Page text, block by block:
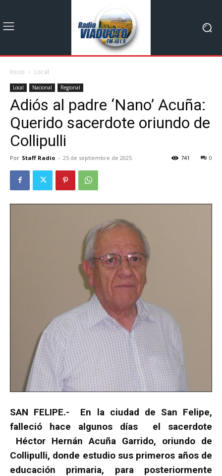
Inicio Local
Local Nacional Regional
Adiós al padre ‘Nano’ Acuña:
Querido sacerdote oriundo de
Collipulli
Por Staff Radio - 25 de septiembre de 2025 0
741
SAN FELIPE.- En la ciudad de San Felipe,
falleció hace algunos días el sacerdote
Héctor Hernán Acuña Garrido, oriundo de
Collipulli, donde estudio sus primeros años de
educación primaria, para posteriormente